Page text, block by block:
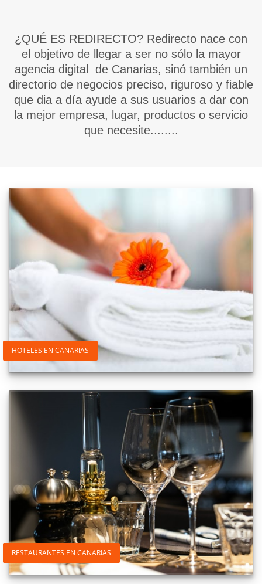
¿QUÉ ES REDIRECTO? Redirecto nace con
el objetivo de llegar a ser no sólo la mayor
agencia digital de Canarias, sinó también un
directorio de negocios preciso, riguroso y fiable
que dia a día ayude a sus usuarios a dar con
la mejor empresa, lugar, productos o servicio
que necesite........
HOTELES EN CANARIAS
RESTAURANTES EN CANARIAS